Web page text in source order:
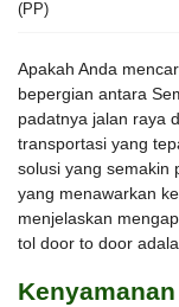
(PP)
Apakah Anda
bepergian antara
padatnya jalan raya
transportasi yang
solusi yang semakin
yang menawarkan
menjelaskan
tol door to door